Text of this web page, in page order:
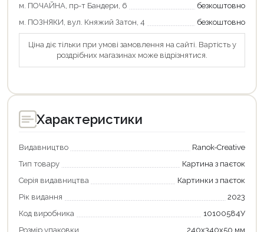
м. ПОЧАЙНА, пр-т Бандери, 6
безкоштовно
м. ПОЗНЯКИ, вул. Княжий Затон, 4
безкоштовно
Ціна діє тільки при умові замовлення на сайті. Вартість у
роздрібних магазинах може відрізнятися.
Характеристики
Видавництво
Ranok-Creative
Тип товару
Картина з паєток
Серія видавництва
Картинки з паєток
Рік видання
2023
Код виробника
10100584У
Розмір упаковки
240х340х50 мм